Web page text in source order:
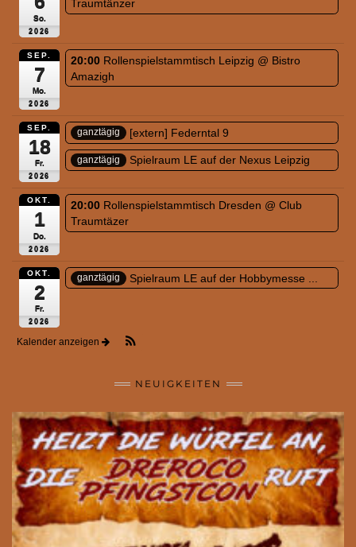
So.
2026
Traumtänzer
SEP.
7
Mo.
2026
20:00 Rollenspielstammtisch Leipzig @ Bistro
Amazigh
SEP.
18
Fr.
2026
ganztägig [extern] Federntal 9
ganztägig Spielraum LE auf der Nexus Leipzig
OKT.
1
Do.
2026
20:00 Rollenspielstammtisch Dresden @ Club
Traumtäzer
OKT.
2
Fr.
2026
ganztägig Spielraum LE auf der Hobbymesse ...
Kalender anzeigen
NEUIGKEITEN